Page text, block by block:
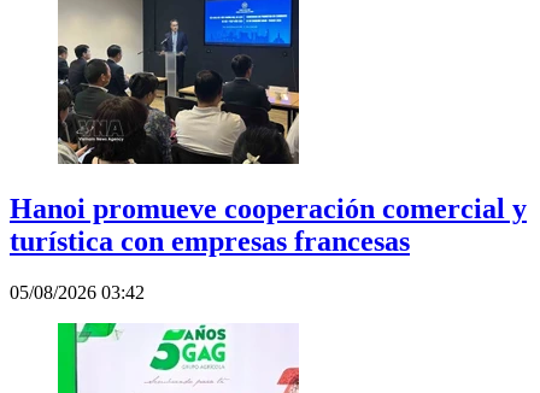
Hanoi promueve cooperación comercial y
turística con empresas francesas
05/08/2026 03:42